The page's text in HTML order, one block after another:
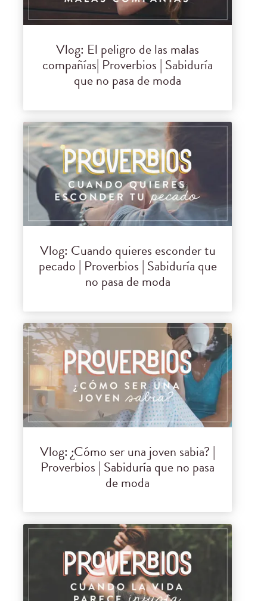
Vlog: El peligro de las malas
compañías| Proverbios | Sabiduría
que no pasa de moda
Vlog: Cuando quieres esconder tu
pecado | Proverbios | Sabiduría que
no pasa de moda
Vlog: ¿Cómo ser una joven sabia? |
Proverbios | Sabiduría que no pasa
de moda